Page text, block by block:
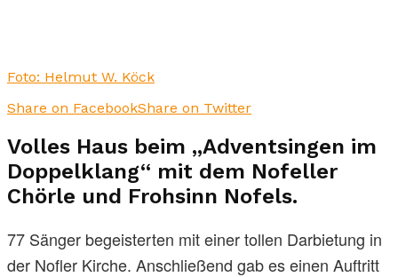
Foto: Helmut W. Köck
Share on FacebookShare on Twitter
Volles Haus beim „Adventsingen im
Doppelklang“ mit dem Nofeller
Chörle und Frohsinn Nofels.
77 Sänger begeisterten mit einer tollen Darbietung in
der Nofler Kirche. Anschließend gab es einen Auftritt